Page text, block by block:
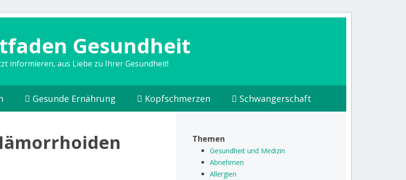
Gesundheit
informieren, aus Liebe zu Ihrer Gesundheit!
Gesunde Ernährung Kopfschmerzen Schwangerschaft
Themen
Gesundheit und Medizin
Abnehmen
Allergien